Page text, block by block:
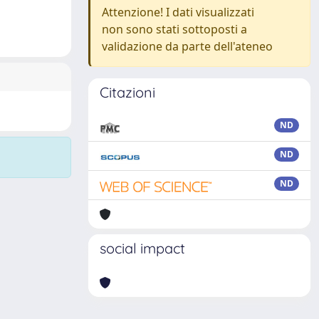
Attenzione! I dati visualizzati
non sono stati sottoposti a
validazione da parte dell'ateneo
Citazioni
ND
ND
ND
social impact